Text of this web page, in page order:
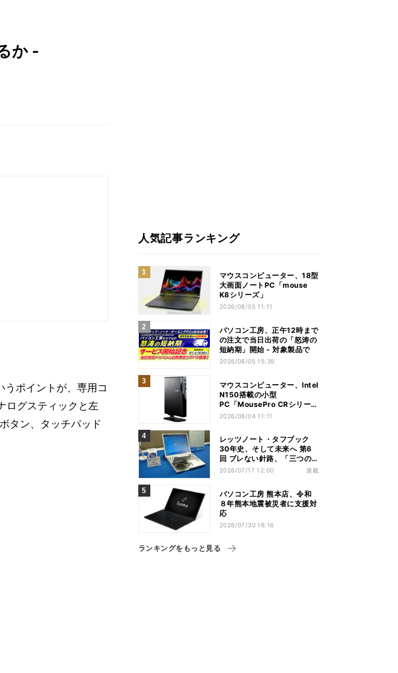
か -
ポイントが、専用コ
ログスティックと左
タン、タッチパッド
人気記事ランキング
マウスコンピューター、18型
大画面ノートPC「mouse
K8シリーズ」
2026/08/05 11:11
パソコン工房、正午12時まで
の注文で当日出荷の「怒涛の
短納期」開始 - 対象製品で
2026/08/05 15:39
マウスコンピューター、Intel
N150搭載の小型
PC「MousePro CRシリー
ズ」
2026/08/04 11:11
レッツノート・タフブック
30年史、そして未来へ 第6
回 ブレない針路、「三つの
矢」でシン・レッツノートの
2026/07/17 12:00 連載
パソコン工房 熊本店、令和
８年熊本地震被災者に支援対
応
2026/07/30 16:16
ランキングをもっと見る